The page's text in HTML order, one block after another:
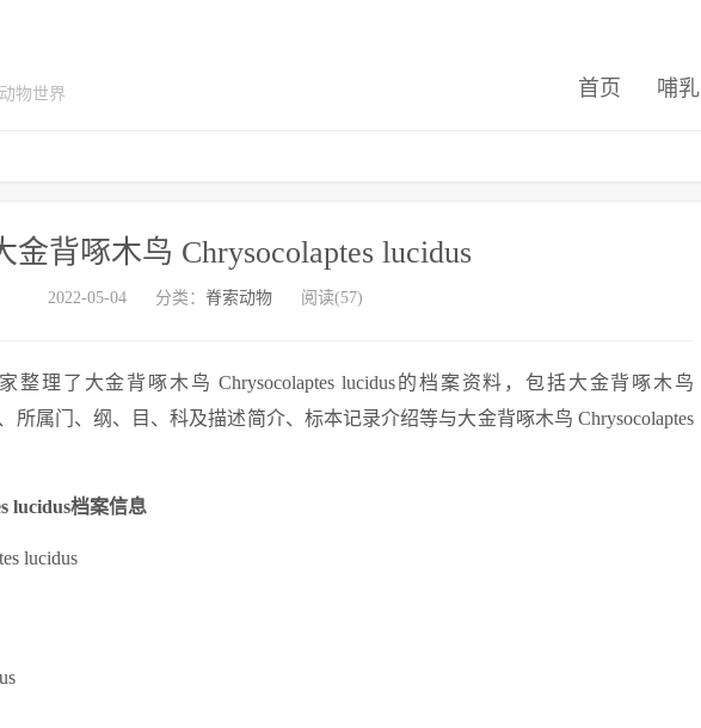
物世界
首页 哺乳
金背啄木鸟 Chrysocolaptes lucidus
2022-05-04 分类： 脊索动物 阅读(57)
整理了大金背啄木鸟 Chrysocolaptes lucidus的档案资料，包括大金背啄木鸟
、所属门、纲、目、科及描述简介、标本记录介绍等与大金背啄木鸟 Chrysocolaptes
lucidus档案信息